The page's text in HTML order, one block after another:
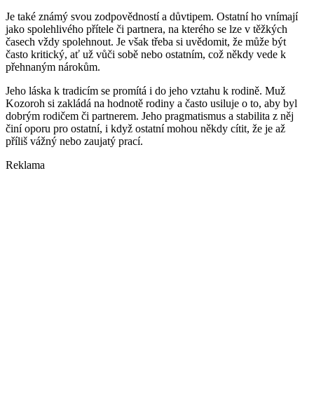
Je také známý svou zodpovědností a důvtipem. Ostatní ho vnímají
jako spolehlivého přítele či partnera, na kterého se lze v těžkých
časech vždy spolehnout. Je však třeba si uvědomit, že může být
často kritický, ať už vůči sobě nebo ostatním, což někdy vede k
přehnaným nárokům.
Jeho láska k tradicím se promítá i do jeho vztahu k rodině. Muž
Kozoroh si zakládá na hodnotě rodiny a často usiluje o to, aby byl
dobrým rodičem či partnerem. Jeho pragmatismus a stabilita z něj
činí oporu pro ostatní, i když ostatní mohou někdy cítit, že je až
příliš vážný nebo zaujatý prací.
Reklama